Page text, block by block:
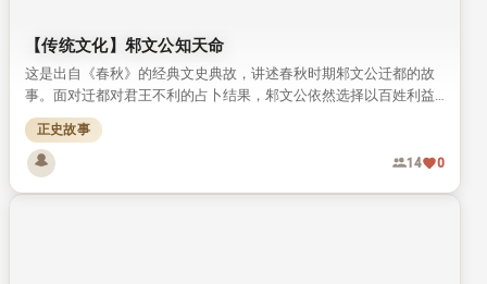
【传统文化】邾文公知天命
这是出自《春秋》的经典文史典故，讲述春秋时期邾文公迁都的故
事。面对迁都对君王不利的占卜结果，邾文公依然选择以百姓利益
为先。他的做法被古人评价为“知天命”，成为流传千年的君道佳
话。
正史故事
14 0